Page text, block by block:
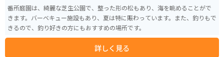
番所庭園は、綺麗な芝生公園で、整った形の松もあり、海を眺めることがで
きます。バーベキュー施設もあり、夏は特に賑わっています。また、釣りもで
きるので、釣り好きの方にもおすすめの場所です。
詳しく見る